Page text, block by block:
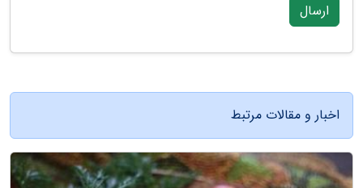
ارسال
اخبار و مقالات مرتبط